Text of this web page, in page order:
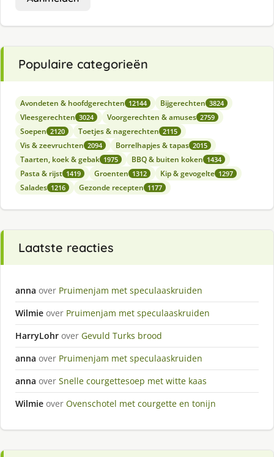
Populaire categorieën
Avondeten & hoofdgerechten 12144 Bijgerechten 3824
Vleesgerechten 3024 Voorgerechten & amuses 2759
Soepen 2120 Toetjes & nagerechten 2115
Vis & zeevruchten 2094 Borrelhapjes & tapas 2015
Taarten, koek & gebak 1975 BBQ & buiten koken 1434
Pasta & rijst 1419 Groenten 1312 Kip & gevogelte 1297
Salades 1216 Gezonde recepten 1177
Laatste reacties
anna over Pruimenjam met speculaaskruiden
Wilmie over Pruimenjam met speculaaskruiden
HarryLohr over Gevuld Turks brood
anna over Pruimenjam met speculaaskruiden
anna over Snelle courgettesoep met witte kaas
Wilmie over Ovenschotel met courgette en tonijn